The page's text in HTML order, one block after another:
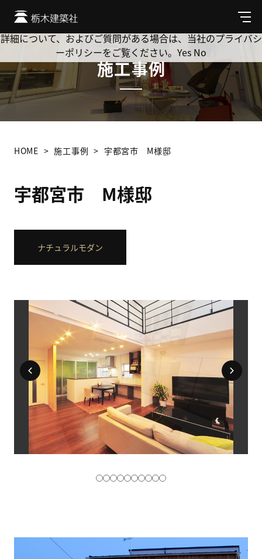
メ
ニ
ュ
施工事例
HOME 施工事例 宇都宮市 M様邸
宇都宮市 M様邸
ナチュラルモダン
Cookie を使用して、お客様の活動を追跡してもよろしいです
か? 当社ではお客様のプライバシーを極めて重視しています。
詳細について、およびご質問がある場合は、当社のプライバシ
ーポリシーをご覧ください。 Yes No